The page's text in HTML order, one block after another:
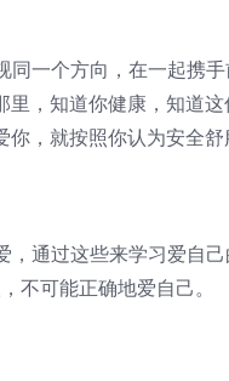
一个方向，在一起携手
，知道你健康，知道
，就按照你认为安全舒
通过这些来学习爱自己
不可能正确地爱自己。